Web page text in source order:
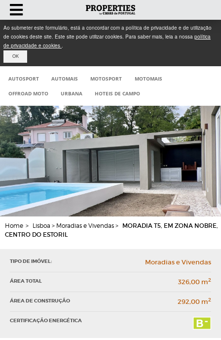
Ao submeter este formulário, está a concordar com a política de privacidade e de utilização
de cookies deste site. Este site pode utilizar cookies. Para saber mais, leia a nossa política
de privacidade e cookies .
OK
AUTOSPORT AUTOMAIS MOTOSPORT MOTOMAIS
OFFROAD MOTO URBANA HOTEIS DE CAMPO
Home > Lisboa > Moradias e Vivendas > MORADIA T5, EM ZONA NOBRE,
CENTRO DO ESTORIL
TIPO DE IMÓVEL: Moradias e Vivendas
ÁREA TOTAL 326,00 m2
ÁREA DE CONSTRUÇÃO 292,00 m2
CERTIFICAÇÃO ENERGÉTICA